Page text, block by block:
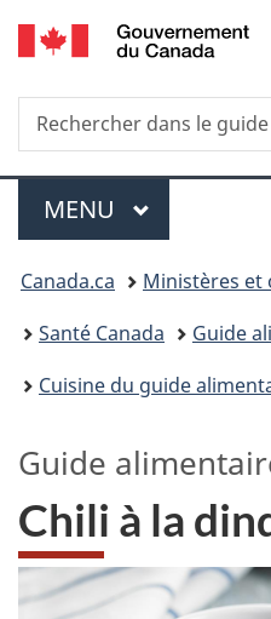
Recherche
Rechercher
dans
Menu
MENU PRINCIPAL
Vous
êtes
ici :
Canada.ca
Ministères et
Santé Canada
Guide
Cuisine du guide
Guide
Chili à la